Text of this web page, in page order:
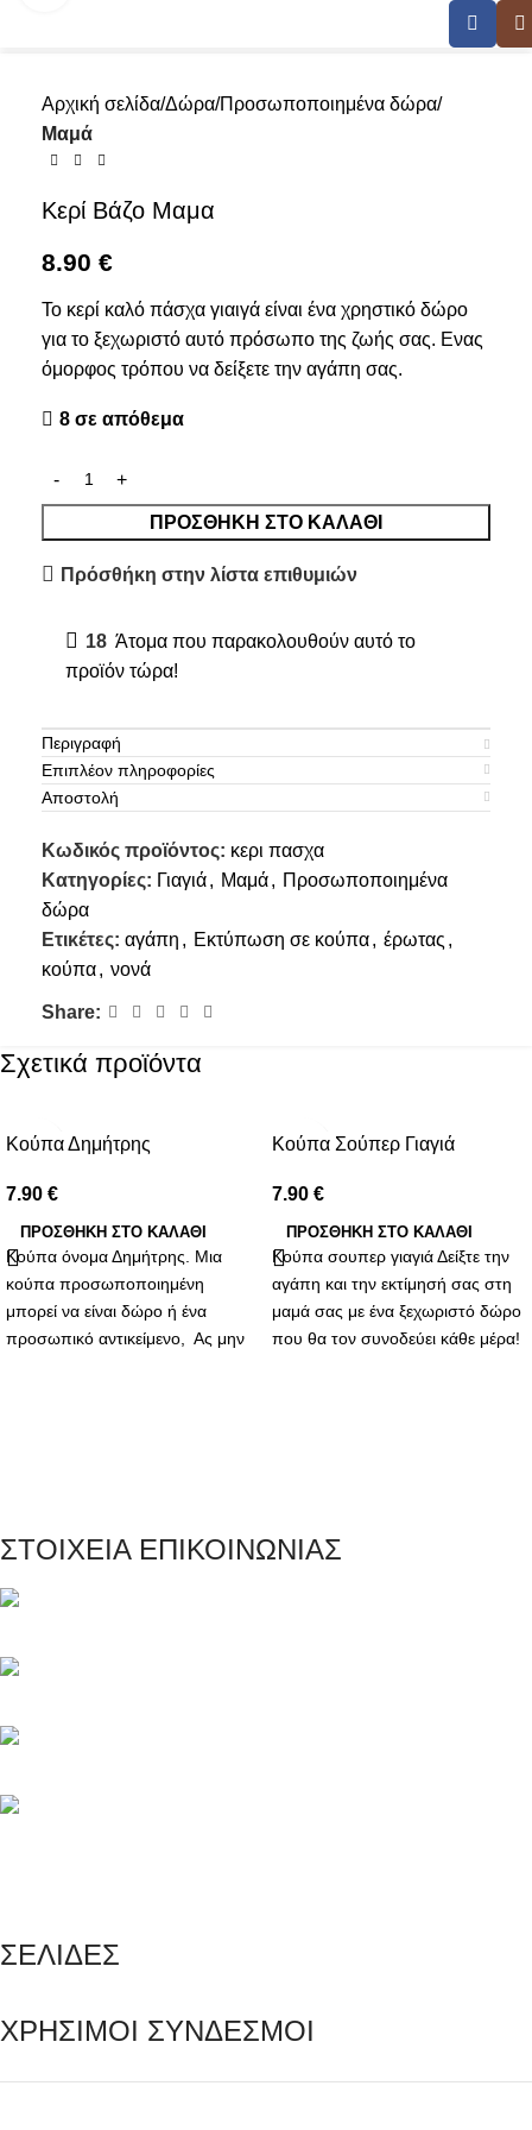
Αρχική σελίδα Δώρα Προσωποποιημένα δώρα
Μαμά
Κερί Βάζο Μαμα
8.90 €
Το κερί καλό πάσχα γιαιγά είναι ένα χρηστικό δώρο
για το ξεχωριστό αυτό πρόσωπο της ζωής σας. Ενας
όμορφος τρόπου να δείξετε την αγάπη σας.
8 σε απόθεμα
ΠΡΟΣΘΉΚΗ ΣΤΟ ΚΑΛΆΘΙ
Πρόσθήκη στην λίστα επιθυμιών
18 Άτομα που παρακολουθούν αυτό το
προϊόν τώρα!
Περιγραφή
Επιπλέον πληροφορίες
Αποστολή
Κωδικός προϊόντος: κερι πασχα
Κατηγορίες: Γιαγιά, Μαμά, Προσωποποιημένα
δώρα
Ετικέτες: αγάπη , Εκτύπωση σε κούπα, έρωτας ,
κούπα, νονά
Share:
Σχετικά προϊόντα
Κούπα Δημήτρης
7.90 €
ΠΡΟΣΘΉΚΗ ΣΤΟ ΚΑΛΆΘΙ
Κούπα όνομα Δημήτρης. Μια
κούπα προσωποποιημένη
μπορεί να είναι δώρο ή ένα
προσωπικό αντικείμενο, Ας μην
δείξουμε το ενδιαφέρον μας για
έναν φίλο ή την οικογένεια μας.
Κούπα Σούπερ Γιαγιά
7.90 €
ΠΡΟΣΘΉΚΗ ΣΤΟ ΚΑΛΆΘΙ
Κούπα σουπερ γιαγιά Δείξτε την
αγάπη και την εκτίμησή σας στη
μαμά σας με ένα ξεχωριστό δώρο
που θα τον συνοδεύει κάθε μέρα!
ΣΤΟΙΧΕΙΑ ΕΠΙΚΟΙΝΩΝΙΑΣ
ΣΕΛΙΔΕΣ
ΧΡΗΣΙΜΟΙ ΣΥΝΔΕΣΜΟΙ